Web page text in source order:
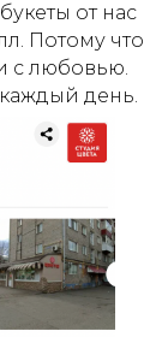
от нас
Потому что
с любовью.
день.